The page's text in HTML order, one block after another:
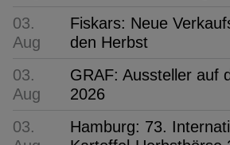
03.
Aug
Fiskars: Neue
den Herbst
03.
Aug
GRAF: Aussteller auf
2026
03.
Hamburg: 73.